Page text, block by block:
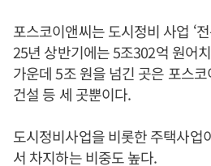
포스코이앤씨는 도시정비 사업 ‘
25년 상반기에는 5조302억 원어
가운데 5조 원을 넘긴 곳은 포스
건설 등 세 곳뿐이다.
도시정비사업을 비롯한 주택사업
서 차지하는 비중도 높다.